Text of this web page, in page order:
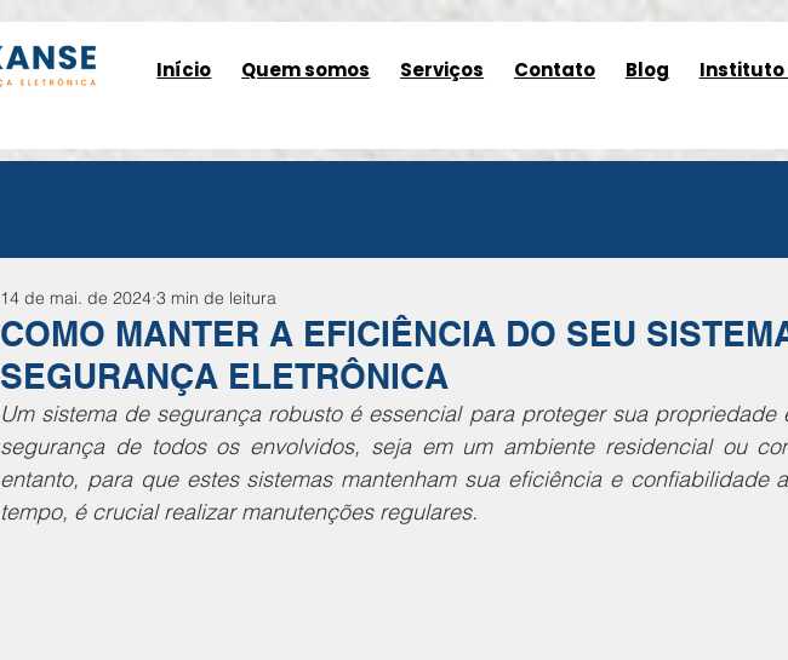
Início Quem somos Serviços Contato Blog Instituto
COMO MANTER A EFICIÊNCIA DO SEU
SEGURANÇA ELETRÔNICA
14 de mai. de 2024 3 min de leitura
Um sistema de segurança robusto é essencial para proteger sua propriedade
segurança de todos os envolvidos, seja em um ambiente residencial ou
entanto, para que estes sistemas mantenham sua eficiência e confiabilidade
tempo, é crucial realizar manutenções regulares.